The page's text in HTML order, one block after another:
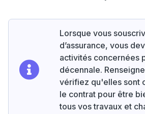
Lorsque vous
d’assurance, vous
activités concernées
décennale.
vérifiez qu'elles sont
le contrat pour être
tous vos travaux et